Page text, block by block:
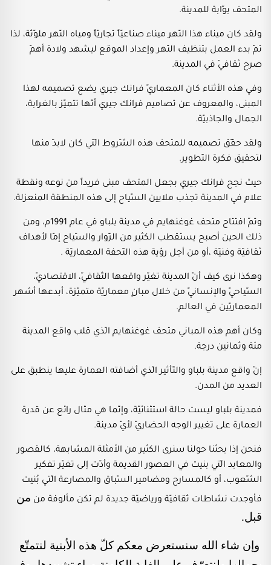
المتحف بوّابة للمدينة.
ولقد كان ميناء هذا النّهر ميناء صناعيّاً تجاريّاً ومياه النّهر ملوّثة، لذا
تمّ بدء العمل بتنظيف النّهر وإعداد الموقع ليشهد ولادة أهمّ
صرح ثقافيّ في المدينة.
وفي هذه الأثناء كان المعماريّ فرانك جيري يضع تصميمه لهذا
المبنى، والمعروف عن تصاميم فرانك جيري أنّها تتميّز بالغرابة،
الجمال والجاذبيّة.
ولقد حقّق تصميمه للمتحف هذه الشّروط الّتي كان لابدّ منها
لتحقيق فكرة التّطوير.
حيث نجح فرانك جيري بجعل المتحف مبنى فريداً من نوعه ونقطة
علام في المدينة تجذب ملايين السّياح إلى هذه المنطقة المنعزلة.
وتمّ افتتاح متحف غوغنهايم في مدينة بلباو في عام 1991م، ومن
ذلك الحين أصبح يستقطب الكثير من الزّوار والسّياح إمّا لأهداف
ثقافيّة وفنيّة ،أو من أجل رؤية هذه التّحفة المعماريّة .
وهكذا نرى كيف أنّ المدينة تغيّر واقعها الثّقافيّ، الاقتصاديّ،
السّياحيّ والإنسانيّ من خلال مبانٍ معماريّة متميّزة، أبدعها أشهر
المعماريّين في العالم.
وكان أهم هذه المباني متحف غوغنهايم الّذي قلب واقع المدينة
مئة وثمانين درجة.
إنّ واقع مدينة بلباو والتّأثير الّذي أضافته العمارة عليها ينطبق على
العديد من المدن.
فمدينة بلباو ليست حالة استثنائيّة، وإنّما هي مثال رائع عن قدرة
العمارة على تغيير الوجه الحضاريّ لأيّ مدينة.
فنحن إذا بحثنا حولنا سنرى الكثير من الأمثلة المشابهة، كالقصور
والمعابد الّتي بنيت في العصور القديمة وأدّت إلى تغيّر تفكير
الشّعوب، أو كالمسارح ومضامير السّباق والمصارعة الّتي بُنيت
فأوجدت نشاطات ثقافيّة ورياضيّة جديدة لم تكن مألوفة من من
قبل.
وإن شاء الله سنستعرض معكم كلّ هذه الأبنية لنتمتّع